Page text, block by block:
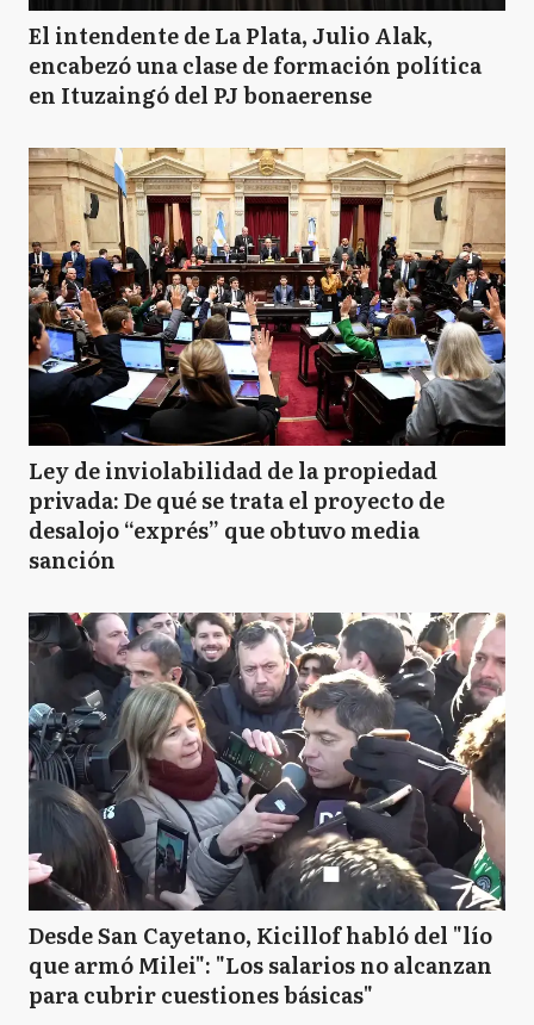
El intendente de La Plata, Julio Alak,
encabezó una clase de formación política
en Ituzaingó del PJ bonaerense
Ley de inviolabilidad de la propiedad
privada: De qué se trata el proyecto de
desalojo “exprés” que obtuvo media
sanción
Desde San Cayetano, Kicillof habló del "lío
que armó Milei": "Los salarios no alcanzan
para cubrir cuestiones básicas"